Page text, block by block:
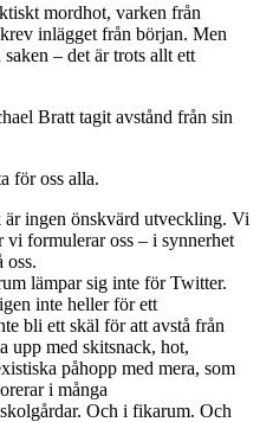
mordhot, varken från
inlägget från början. Men
– det är trots allt ett
Bratt tagit avstånd från sin
för oss alla.
ingen önskvärd utveckling. Vi
vi formulerar oss – i synnerhet
oss.
lämpar sig inte för Twitter.
inte heller för ett
bli ett skäl för att avstå från
upp med skitsnack, hot,
påhopp med mera, som
i många
Och i fikarum. Och